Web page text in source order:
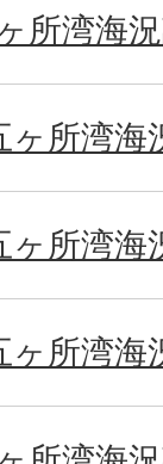
所湾海
所湾海
所湾海
所湾海